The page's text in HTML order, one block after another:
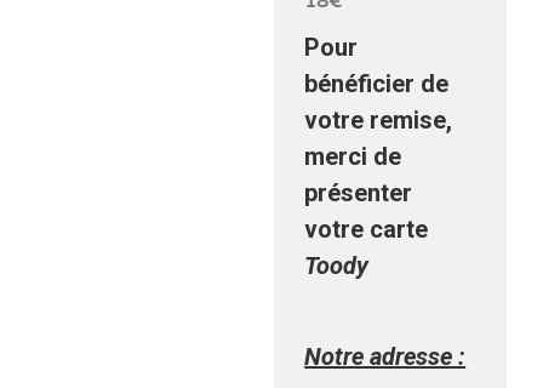
Pour
bénéficier de
votre remise,
merci de
présenter
votre carte
Toody
Notre adresse :